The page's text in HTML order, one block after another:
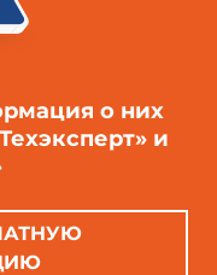
о них
и